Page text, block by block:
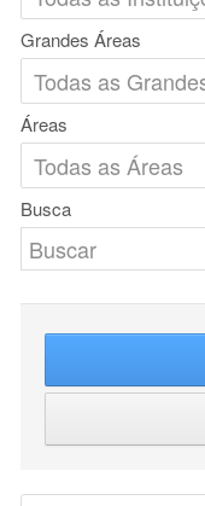
Grandes Áreas
Áreas
Busca